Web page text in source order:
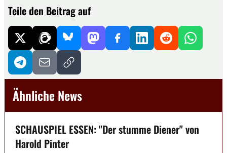
Teile den Beitrag auf
Ähnliche News
SCHAUSPIEL ESSEN: "Der stumme Diener" von
Harold Pinter